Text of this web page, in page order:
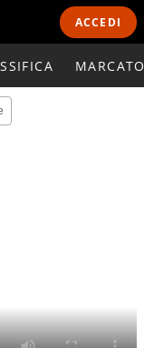
ACCEDI